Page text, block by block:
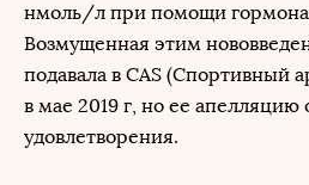
нмоль/л при помощи
Возмущенная этим
подавала в CAS (Спортивный
в мае 2019 г, но ее апелляцию
удовлетворения.